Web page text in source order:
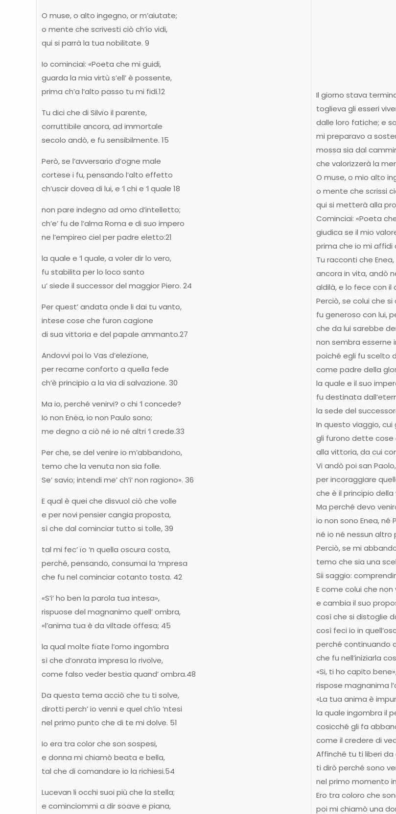
O muse, o alto ingegno, or m’aiutate;
o mente che scrivesti ciò ch’io vidi,
qui si parrà la tua nobilitate. 9
Io cominciai: «Poeta che mi guidi,
guarda la mia virtù s’ell’ è possente,
prima ch’a l’alto passo tu mi fidi.12
Tu dici che di Silvïo il parente,
corruttibile ancora, ad immortale
secolo andò, e fu sensibilmente. 15
Però, se l’avversario d’ogne male
cortese i fu, pensando l’alto effetto
ch’uscir dovea di lui, e ‘l chi e ‘l quale 18
non pare indegno ad omo d’intelletto;
ch’e’ fu de l’alma Roma e di suo impero
ne l’empireo ciel per padre eletto:21
la quale e ‘l quale, a voler dir lo vero,
fu stabilita per lo loco santo
u’ siede il successor del maggior Piero. 24
Per quest’ andata onde li dai tu vanto,
intese cose che furon cagione
di sua vittoria e del papale ammanto.27
Andovvi poi lo Vas d’elezïone,
per recarne conforto a quella fede
ch’è principio a la via di salvazione. 30
Ma io, perché venirvi? o chi ‘l concede?
Io non Enëa, io non Paulo sono;
me degno a ciò né io né altri ‘l crede.33
Per che, se del venire io m’abbandono,
temo che la venuta non sia folle.
Se’ savio; intendi me’ ch’i’ non ragiono». 36
E qual è quei che disvuol ciò che volle
e per novi pensier cangia proposta,
sì che dal cominciar tutto si tolle, 39
tal mi fec’ ïo ‘n quella oscura costa,
perché, pensando, consumai la ‘mpresa
che fu nel cominciar cotanto tosta. 42
«S’i’ ho ben la parola tua intesa»,
rispuose del magnanimo quell’ ombra,
«l’anima tua è da viltade offesa; 45
la qual molte fïate l’omo ingombra
sì che d’onrata impresa lo rivolve,
come falso veder bestia quand’ ombra.48
Da questa tema acciò che tu ti solve,
dirotti perch’ io venni e quel ch’io ‘ntesi
nel primo punto che di te mi dolve. 51
Io era tra color che son sospesi,
e donna mi chiamò beata e bella,
tal che di comandare io la richiesi.54
Lucevan li occhi suoi più che la stella;
e cominciommi a dir soave e piana,
Il giorno stava
toglieva gli esseri
dalle loro fatiche; e
mi preparavo a
mossa sia dal
che valorizzerà la
O muse, o mio alto
o mente che scrissi
qui si metterà alla
Cominciai: «Poeta
giudica se il mio
prima che io mi
Tu racconti che Enea,
ancora in vita, andò
aldilà, e lo fece con il
Perciò, se colui che
fu generoso con lui,
che da lui sarebbe
non sembra esserne
poiché egli fu scelto
come padre della
la quale e il suo
fu destinata
la sede del
In questo viaggio,
gli furono dette cose
alla vittoria, da cui
Vi andò poi san Paolo,
per incoraggiare
che è il principio
Ma perché devo
io non sono Enea, né
né io né nessun altro
Perciò, se mi
temo che sia una
Sii saggio:
E come colui che
e cambia il suo
così che si distoglie
così feci io in
perché continuando
che fu nell’iniziarla
«Si, ti ho capito
rispose magnanima
«La tua anima è
la quale ingombra il
cosicché gli fa
come il credere di
Affinché tu ti liberi
ti dirò perché sono
nel primo momento
Ero tra coloro che
poi mi chiamò una